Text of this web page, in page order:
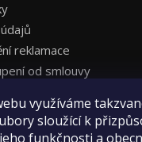
využíváme
sloužící k
funkčnosti a
reklamace
od smlouvy